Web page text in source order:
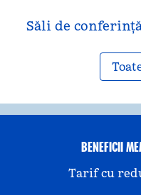
Săli de
BENEFICII
Tarif cu